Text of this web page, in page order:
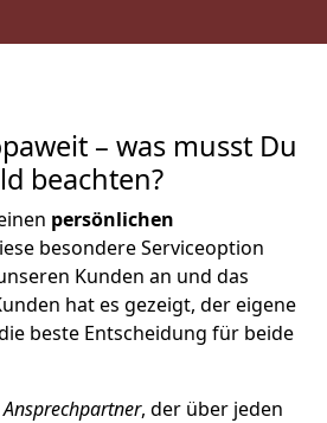
– was musst Du
beachten?
persönlichen
besondere Serviceoption
Kunden an und das
hat es gezeigt, der eigene
beste Entscheidung für beide
, der über jeden